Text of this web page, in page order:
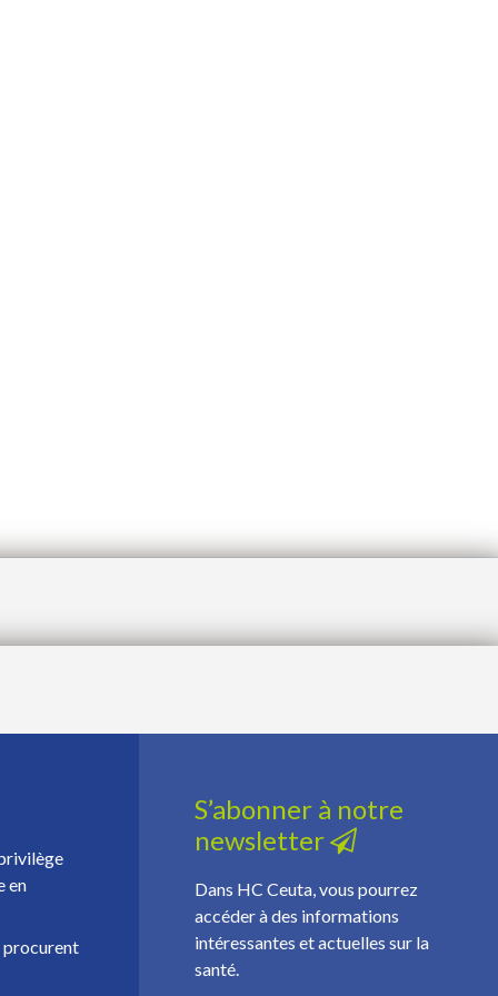
en
procurent
S’abonner à notre
newsletter
Dans HC Ceuta, vous pourrez
accéder à des informations
intéressantes et actuelles sur la
santé.